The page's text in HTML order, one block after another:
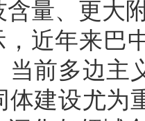
量、更大
近年来巴
当前多边主
体建设尤为